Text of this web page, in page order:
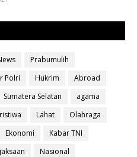
Prabumulih
Polri Hukrim
Abroad
Sumatera Selatan
agama
Lahat
Olahraga
Ekonomi
Kabar TNI
Nasional